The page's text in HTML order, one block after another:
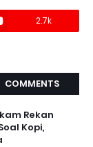
2.7k
COMMENTS
Rekan
Kopi,